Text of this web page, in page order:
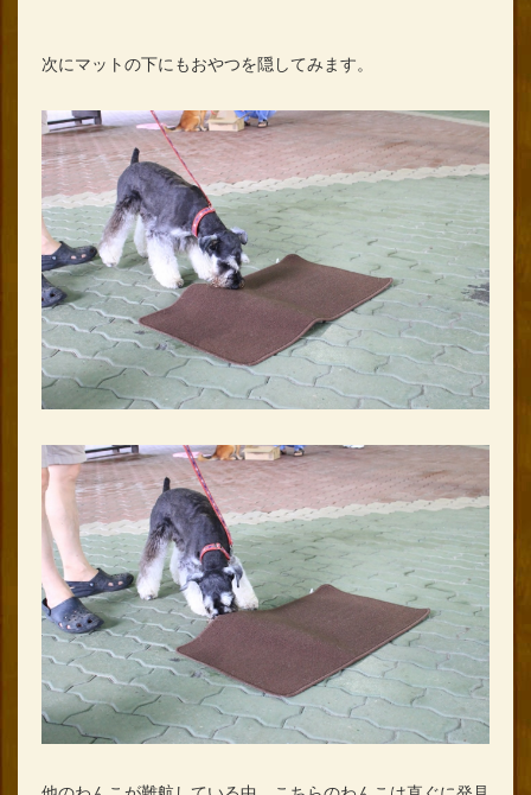
次にマットの下にもおやつを隠してみます。